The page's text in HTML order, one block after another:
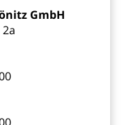
GmbH
2a